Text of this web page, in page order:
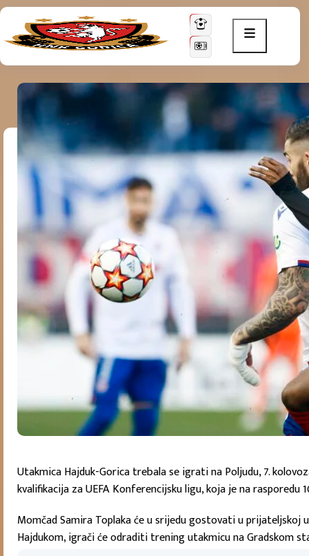
Utakmica Hajduk-Gorica trebala se igrati na Poljudu, 7.
kvalifikacija za UEFA Konferencijsku ligu, koja je na
Momčad Samira Toplaka će u srijedu gostovati u prijateljskoj
Hajdukom, igrači će odraditi trening utakmicu na Gradskom